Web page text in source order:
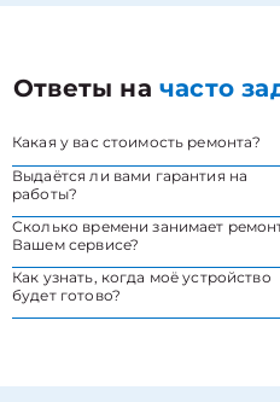
Ответы начасто
Какая у вас стоимость ремонта?
Выдаётся ли вами гарантия на
работы?
Сколько времени занимает
Вашем сервисе?
Как узнать, когда моё устройство
будет готово?